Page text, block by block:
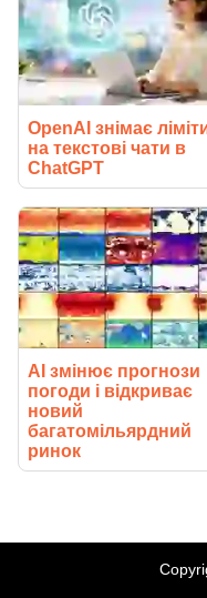
OpenAI знімає
на текстові чати в
ChatGPT
AI змінює прогнози
погоди і відкриває
новий
багатомільярдний
ринок